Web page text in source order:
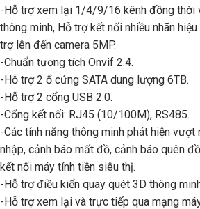
-Hỗ trợ xem lại 1/4/9/16 kênh đồng thời
thông minh, Hỗ trợ kết nối nhiều nhãn
trợ lên đến camera 5MP.
-Chuẩn tương tích Onvif 2.4.
-Hỗ trợ 2 ổ cứng SATA dung lượng 6TB.
-Hỗ trợ 2 cổng USB 2.0.
-Cổng kết nối: RJ45 (10/100M), RS485.
-Các tính năng thông minh phát hiện vượt
nhập, cảnh báo mất đồ, cảnh báo quên
kết nối máy tính tiền siêu thị.
-Hỗ trợ điều kiển quay quét 3D thông
-Hỗ trợ xem lại và trực tiếp qua mạng